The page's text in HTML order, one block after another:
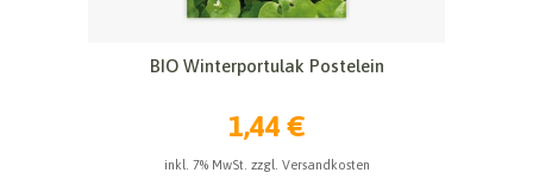
BIO Winterportulak Postelein
1,44 €
inkl. 7% MwSt. zzgl. Versandkosten